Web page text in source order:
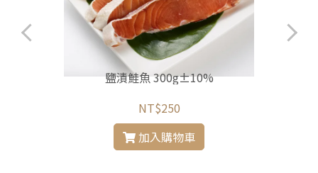
鹽漬鮭魚 300g±10%
NT$250
加入購物車